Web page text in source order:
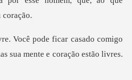
ado comigo
sua mente